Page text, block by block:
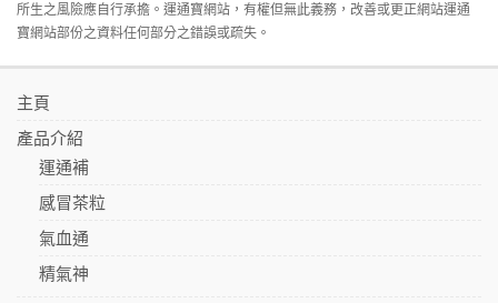
所生之風險應自行承擔。運通寶網站，有權但無此義務，改善或更正網站運通
寶網站部份之資料任何部分之錯誤或疏失。
主頁
產品介紹
運通補
感冒茶粒
氣血通
精氣神